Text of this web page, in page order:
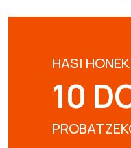
HASI
10